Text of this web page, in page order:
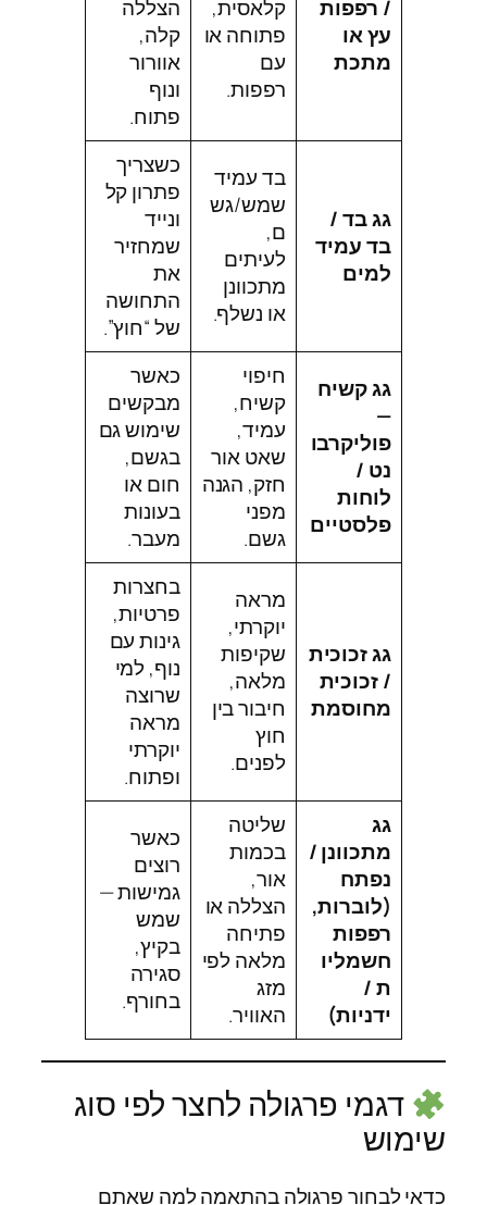
/ רפפות
עץ או
מתכת
קלאסית,
פתוחה או
עם
רפפות.
הצללה
קלה,
אוורור
ונוף
פתוח.
גג בד /
בד עמיד
למים
בד עמיד
שמש/גש
ם,
לעיתים
מתכוונן
או נשלף.
כשצריך
פתרון קל
ונייד
שמחזיר
את
התחושה
של “חוץ”.
גג קשיח
—
פוליקרבו
נט /
לוחות
פלסטיים
חיפוי
קשיח,
עמיד,
שאט אור
חזק, הגנה
מפני
גשם.
כאשר
מבקשים
שימוש גם
בגשם,
חום או
בעונות
מעבר.
גג זכוכית
/ זכוכית
מחוסמת
מראה
יוקרתי,
שקיפות
מלאה,
חיבור בין
חוץ
לפנים.
בחצרות
פרטיות,
גינות עם
נוף, למי
שרוצה
מראה
יוקרתי
ופתוח.
גג
מתכוונן /
נפתח
(לוברות,
רפפות
חשמליו
ת /
ידניות)
שליטה
בכמות
אור,
הצללה או
פתיחה
מלאה לפי
מזג
האוויר.
כאשר
רוצים
גמישות —
שמש
בקיץ,
סגירה
בחורף.
דגמי פרגולה לחצר לפי סוג
שימוש
כדאי לבחור פרגולה בהתאמה למה שאתם